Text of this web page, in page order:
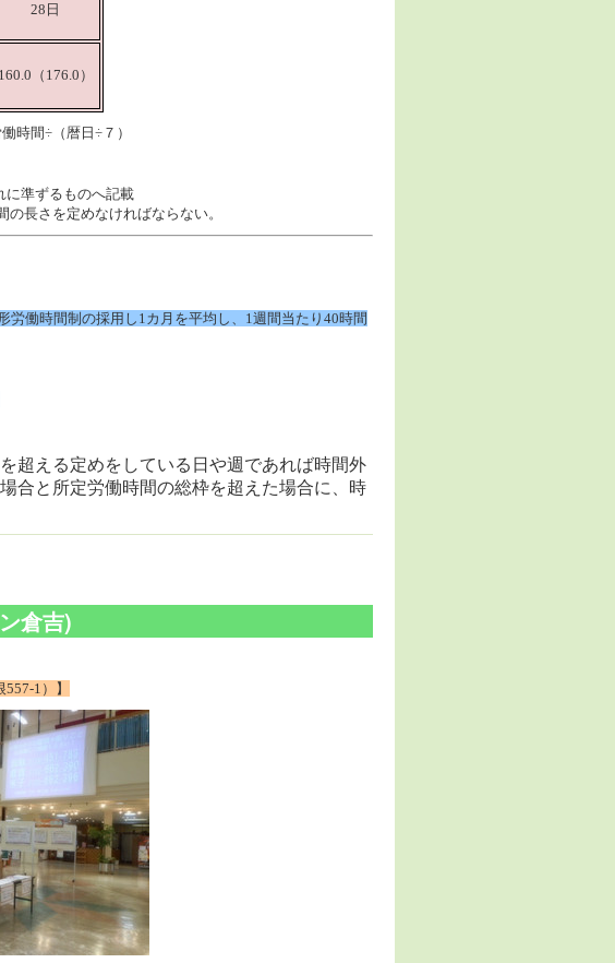
28日
160.0（176.0）
間÷（暦日÷７）
準ずるものへ記載
さを定めなければならない。
働時間制の採用し1カ月を平均し、1週間当たり40時間
超える定めをしている日や週であれば時間外
合と所定労働時間の総枠を超えた場合に、時
倉吉)
1）】